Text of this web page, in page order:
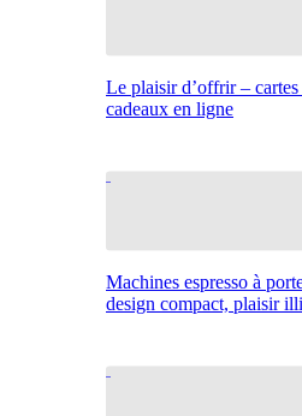
Le plaisir d’offrir – cartes
cadeaux en ligne
Machines espresso à
design compact, plaisir